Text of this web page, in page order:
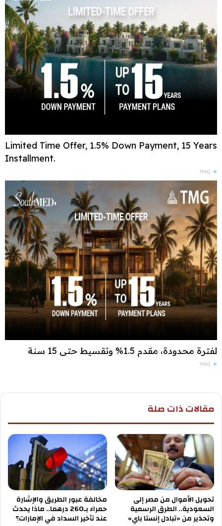
Limited Time Offer, 1.5% Down Payment, 15 Years
Installment.
TMG
لفترة محدودة، مقدم 1.5% وتقسيط حتى 15 سنة
TMG
مقالات ذات صلة
تحويل الأموال من مصر إلى
السعودية.. الطرق الرسمية
وتحذير من «تبادل إنستا باي»
مخالفة عبور الطريق والإشارة
حمراء بـ260 درهما.. ماذا يحدث
عند تأخير السداد في الإمارات؟